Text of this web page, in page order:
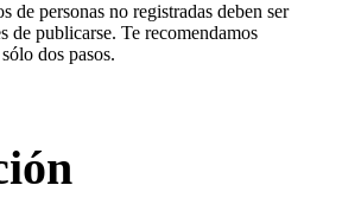
de personas no registradas deben ser
de publicarse. Te recomendamos
dos pasos.